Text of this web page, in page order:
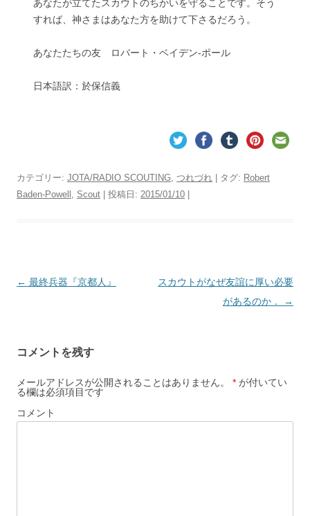
あなたが立てたスカウトのちかいを守ることです。そう
すれば、神さまはあなた方を助けて下さるだろう。
あなたたちの友 ロバート・ベイデン-ポール
日本語訳：於保信義
カテゴリー: JOTA/RADIO SCOUTING つれづれ | タグ: Robert
Baden-Powell
Scout | 投稿日: 2015/01/10 |
投
ゲ
ー
シ
ョ
← 最終兵器『京都人』
スカウトがなぜ友誼に厚い必要
があるのか．
→
コメントを残す
メールアドレスが公開されることはありません。 * が付いてい
る欄は必須項目です
コメント